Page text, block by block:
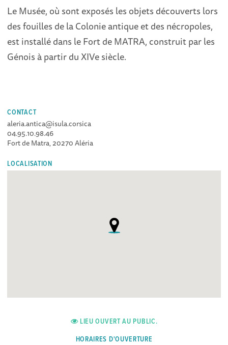
Le Musée, où sont exposés les objets découverts lors
des fouilles de la Colonie antique et des nécropoles,
est installé dans le Fort de MATRA, construit par les
Génois à partir du XIVe siècle.
CONTACT
aleria.antica@isula.corsica
04.95.10.98.46
Fort de Matra, 20270 Aléria
LOCALISATION
LIEU OUVERT AU PUBLIC.
HORAIRES D'OUVERTURE